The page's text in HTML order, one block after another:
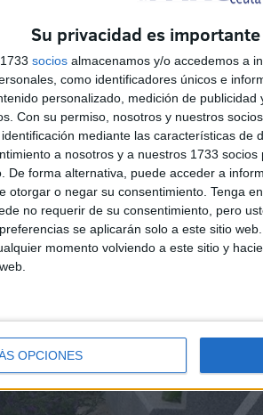
Su privacidad es
socios almacenamos y/o accedemos a
como identificadores únicos e
personalizado, medición de
Con su permiso, nosotros y nuestros
mediante las características de
a nosotros y a nuestros 1733
De forma alternativa, puede acceder a
otorgar o negar su consentimiento. Tenga
no requerir de su consentimiento, pero
se aplicarán solo a este sitio
momento volviendo a este sitio y
OPCIONES
de abril en Fuente
cuerpo fue localizado en la zona de
los
identificado oficialmente, pero